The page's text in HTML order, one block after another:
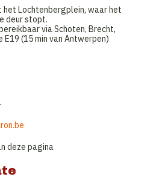
Lochtenbergplein, waar het
deur stopt.
via Schoten, Brecht,
(15 min van Antwerpen)
deze pagina